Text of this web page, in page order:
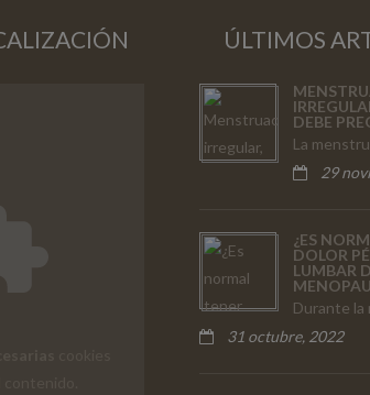
ÚLTIMOS
DEBE
La
29
¿ES
DOLOR
LUMBAR
Durante la
31 octubre, 2022